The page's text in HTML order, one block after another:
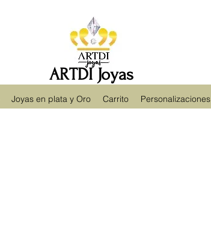
ARTDI Joyas
Joyas en plata y Oro Carrito Personalizaciones